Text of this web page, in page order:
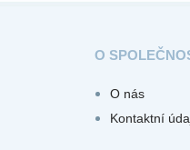
O
O nás
Kontaktní